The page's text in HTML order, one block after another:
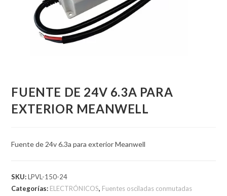
FUENTE DE 24V 6.3A PARA
EXTERIOR MEANWELL
Fuente de 24v 6.3a para exterior Meanwell
SKU:LPVL-150-24
Categorías: ELECTRÓNICOS, Fuentes osciladas conmutadas